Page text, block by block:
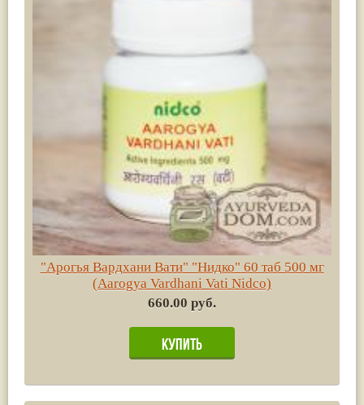
"Арогья Вардхани Вати" "Нидко" 60 таб 500 мг
(Aarogya Vardhani Vati Nidco)
660.00 руб.